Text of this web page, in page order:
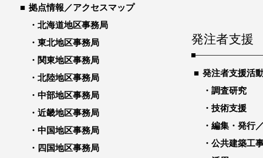
拠点情報／アクセスマップ
北海道地区事務局
東北地区事務局
関東地区事務局
北陸地区事務局
中部地区事務局
近畿地区事務局
中国地区事務局
四国地区事務局
発注者支援
発注者支援活
調査研究
技術支援
編集・発行
公共建築工